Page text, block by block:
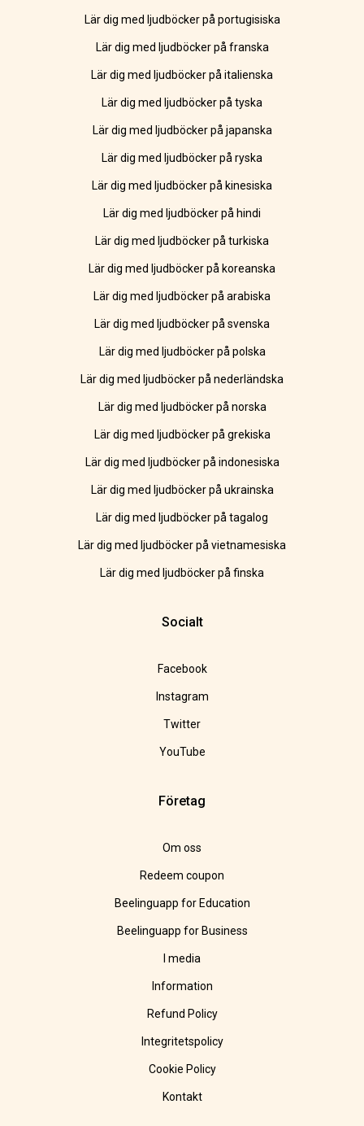
Lär dig med ljudböcker på portugisiska
Lär dig med ljudböcker på franska
Lär dig med ljudböcker på italienska
Lär dig med ljudböcker på tyska
Lär dig med ljudböcker på japanska
Lär dig med ljudböcker på ryska
Lär dig med ljudböcker på kinesiska
Lär dig med ljudböcker på hindi
Lär dig med ljudböcker på turkiska
Lär dig med ljudböcker på koreanska
Lär dig med ljudböcker på arabiska
Lär dig med ljudböcker på svenska
Lär dig med ljudböcker på polska
Lär dig med ljudböcker på nederländska
Lär dig med ljudböcker på norska
Lär dig med ljudböcker på grekiska
Lär dig med ljudböcker på indonesiska
Lär dig med ljudböcker på ukrainska
Lär dig med ljudböcker på tagalog
Lär dig med ljudböcker på vietnamesiska
Lär dig med ljudböcker på finska
Socialt
Facebook
Instagram
Twitter
YouTube
Företag
Om oss
Redeem coupon
Beelinguapp for Education
Beelinguapp for Business
I media
Information
Refund Policy
Integritetspolicy
Cookie Policy
Kontakt